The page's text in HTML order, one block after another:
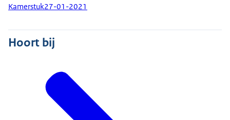
Kamerstuk27-01-2021
Hoort bij